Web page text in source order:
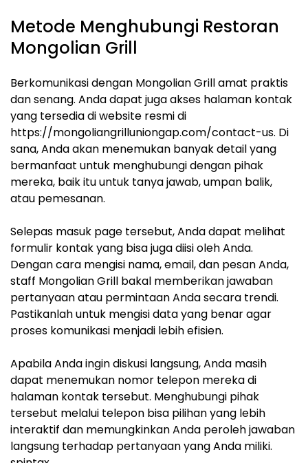
Metode Menghubungi Restoran
Mongolian Grill
Berkomunikasi dengan Mongolian Grill amat praktis
dan senang. Anda dapat juga akses halaman kontak
yang tersedia di website resmi di
https://mongoliangrilluniongap.com/contact-us. Di
sana, Anda akan menemukan banyak detail yang
bermanfaat untuk menghubungi dengan pihak
mereka, baik itu untuk tanya jawab, umpan balik,
atau pemesanan.
Selepas masuk page tersebut, Anda dapat melihat
formulir kontak yang bisa juga diisi oleh Anda.
Dengan cara mengisi nama, email, dan pesan Anda,
staff Mongolian Grill bakal memberikan jawaban
pertanyaan atau permintaan Anda secara trendi.
Pastikanlah untuk mengisi data yang benar agar
proses komunikasi menjadi lebih efisien.
Apabila Anda ingin diskusi langsung, Anda masih
dapat menemukan nomor telepon mereka di
halaman kontak tersebut. Menghubungi pihak
tersebut melalui telepon bisa pilihan yang lebih
interaktif dan memungkinkan Anda peroleh jawaban
langsung terhadap pertanyaan yang Anda miliki.